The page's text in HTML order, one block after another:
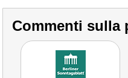
Commenti sulla